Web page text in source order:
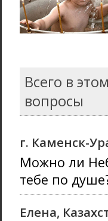
Всего в
вопросы
г. Каменск-
Можно ли
тебе по
Елена,